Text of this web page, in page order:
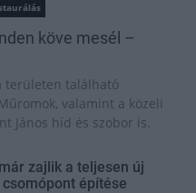
köve mesél –
területen található
valamint a közeli
János híd és szobor is.
zajlik a teljesen új
építése